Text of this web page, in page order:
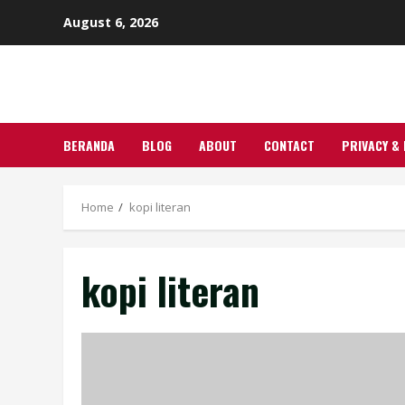
August 6, 2026
BERANDA BLOG ABOUT CONTACT PRIVACY &
Home kopi literan
kopi literan